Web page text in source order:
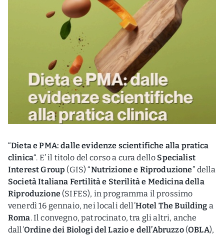
“Dieta e PMA: dalle evidenze scientifiche alla pratica
clinica“. E’ il titolo del corso a cura dello Specialist
Interest Group (GIS) “Nutrizione e Riproduzione” della
Società Italiana Fertilità e Sterilità e Medicina della
Riproduzione (SIFES), in programma il prossimo
venerdì 16 gennaio, nei locali dell’Hotel The Building a
Roma. Il convegno, patrocinato, tra gli altri, anche
dall’Ordine dei Biologi del Lazio e dell’Abruzzo (OBLA),